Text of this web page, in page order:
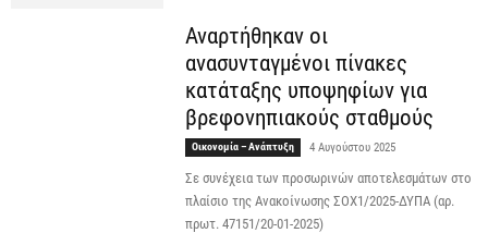
Αναρτήθηκαν οι
ανασυνταγμένοι πίνακες
κατάταξης υποψηφίων για
βρεφονηπιακούς σταθμούς
Οικονομία – Ανάπτυξη 4 Αυγούστου 2025
Σε συνέχεια των προσωρινών αποτελεσμάτων στο
πλαίσιο της Ανακοίνωσης ΣΟΧ1/2025-ΔΥΠΑ (αρ.
πρωτ. 47151/20-01-2025)